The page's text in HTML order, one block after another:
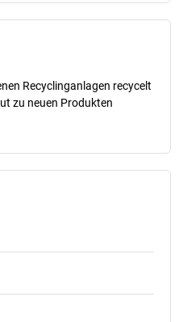
Recyclinganlagen recycelt
zu neuen Produkten